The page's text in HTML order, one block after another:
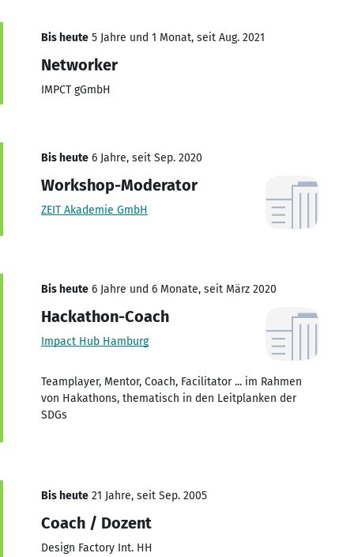
Bis heute 5 Jahre und 1 Monat, seit Aug. 2021
Networker
IMPCT gGmbH
Bis heute 6 Jahre, seit Sep. 2020
Workshop-Moderator
ZEIT Akademie GmbH
Bis heute 6 Jahre und 6 Monate, seit März 2020
Hackathon-Coach
Impact Hub Hamburg
Teamplayer, Mentor, Coach, Facilitator ... im Rahmen
von Hakathons, thematisch in den Leitplanken der
SDGs
Bis heute 21 Jahre, seit Sep. 2005
Coach / Dozent
Design Factory Int. HH